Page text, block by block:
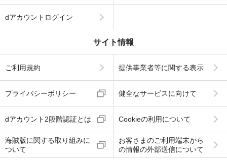
dアカウントログイン
サイト情報
ご利用規約 提供事業者等に関する表示
プライバシーポリシー 健全なサービスに向けて
dアカウント2段階認証とは Cookieの利用について
海賊版に関する取り組みに
ついて
お客さまのご利用端末から
の情報の外部送信について